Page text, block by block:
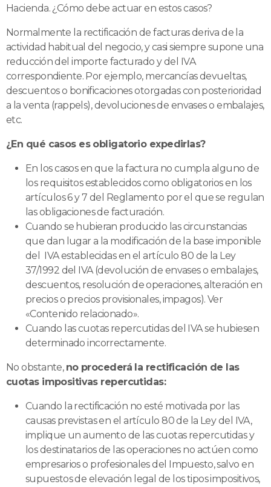
Hacienda. ¿Cómo debe actuar en estos casos?
Normalmente la rectificación de facturas deriva de la
actividad habitual del negocio, y casi siempre supone una
reducción del importe facturado y del IVA
correspondiente. Por ejemplo, mercancías devueltas,
descuentos o bonificaciones otorgadas con posterioridad
a la venta (rappels), devoluciones de envases o embalajes,
etc.
¿En qué casos es obligatorio expedirlas?
En los casos en que la factura no cumpla alguno de
los requisitos establecidos como obligatorios en los
artículos 6 y 7 del Reglamento por el que se regulan
las obligaciones de facturación.
Cuando se hubieran producido las circunstancias
que dan lugar a la modificación de la base imponible
del IVA establecidas en el artículo 80 de la Ley
37/1992 del IVA (devolución de envases o embalajes,
descuentos, resolución de operaciones, alteración en
precios o precios provisionales, impagos). Ver
«Contenido relacionado».
Cuando las cuotas repercutidas del IVA se hubiesen
determinado incorrectamente.
No obstante, no procederá la rectificación de las
cuotas impositivas repercutidas:
Cuando la rectificación no esté motivada por las
causas previstas en el artículo 80 de la Ley del IVA,
implique un aumento de las cuotas repercutidas y
los destinatarios de las operaciones no actúen como
empresarios o profesionales del Impuesto, salvo en
supuestos de elevación legal de los tipos impositivos,